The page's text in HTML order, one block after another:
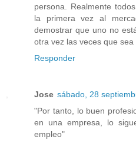
persona. Realmente
la primera vez al
demostrar que uno no
otra vez las veces que
Responder
Jose sábado, 28
"Por tanto, lo buen
en una empresa, lo
empleo"